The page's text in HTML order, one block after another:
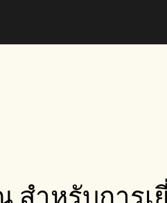
สำหรับการเ